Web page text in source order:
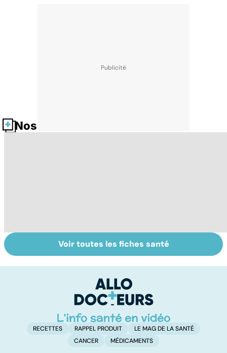
Nos fiches santé
Suicide : prévenir
le passage à
L'andropause, la
ménopause des
Voir toutes les fiches santé
RECETTES RAPPEL PRODUIT
LE MAG DE LA SANTÉ
CANCER
MÉDICAMENTS